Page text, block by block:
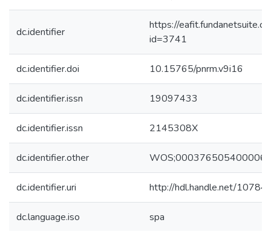
dc.identifier
https://
id=3741
dc.identifier.doi 10.15765/pnrm.v9i16
dc.identifier.issn 19097433
dc.identifier.issn 2145308X
dc.identifier.other WOS;000376505400006
dc.identifier.uri http://hdl.handle.net/
dc.language.iso spa